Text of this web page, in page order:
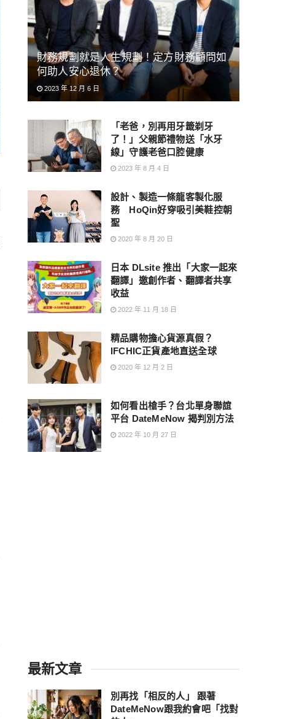
財務規劃就是人生規劃！定方財務顧問如
何助人安心退休？
2023 年 12 月 6 日
「老爸，別再用牙籤剃牙
了！」父親節禮物送「水牙
線」守護老爸口腔健康
2023 年 8 月 4 日
設計、製造一條龍客製化服
務 HoQin好穿吸引美鞋控朝
聖
2020 年 8 月 20 日
日本 DLsite 推出「大家一起來
翻譯」邀創作者、翻譯者共享
收益
2022 年 11 月 18 日
精品購物擔心貨源真假？
IFCHIC正貨產地直送全球
2020 年 12 月 2 日
如何看出槍手？台北單身聯誼
平台 DateMeNow 揭判別方法
2022 年 10 月 27 日
最新文章
別再找「相反的人」 跟著
DateMeNow跟我約會吧「找對